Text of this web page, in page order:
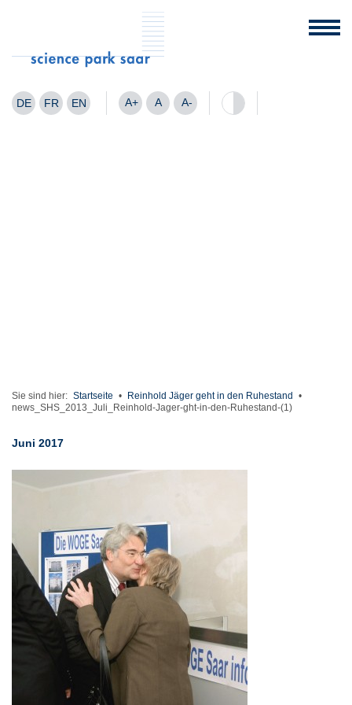
DE FR EN A+ A A-
Sie sind hier: Startseite • Reinhold Jäger geht in den Ruhestand
•
news_SHS_2013_Juli_Reinhold-Jager-ght-in-den-Ruhestand-(1)
Juni 2017